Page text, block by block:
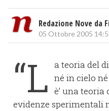
Redazione Nove da
05 Ottobre 2005
“L a teoria del
né in cielo
è’ una
evidenze sperimentali